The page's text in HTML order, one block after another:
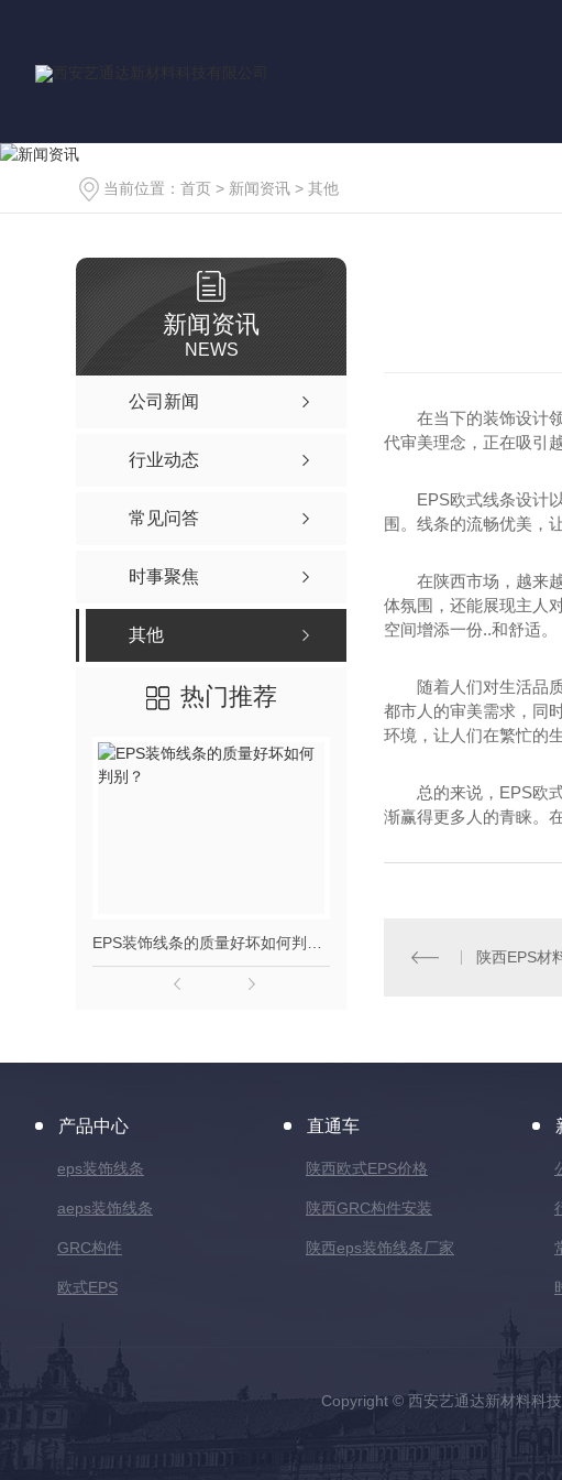
当前位置： 首页 > 新闻资讯 > 其他
新闻资讯
NEWS
公司新闻
行业动态
常见问答
时事聚焦
其他
热门推荐
在当下的装饰设计
代审美理念，正在吸引
EPS欧式线条设计
围。线条的流畅优美，
在陕西市场，越来
体氛围，还能展现主人
空间增添一份..和舒适。
随着人们对生活品
都市人的审美需求，同
环境，让人们在繁忙的
总的来说，EPS欧
渐赢得更多人的青睐。
陕西EPS材
产品中心
eps装饰线条
aeps装饰线条
GRC构件
欧式EPS
直通车
陕西欧式EPS价格
陕西GRC构件安装
陕西eps装饰线条厂家
Copyright © 西安艺通达新材料科